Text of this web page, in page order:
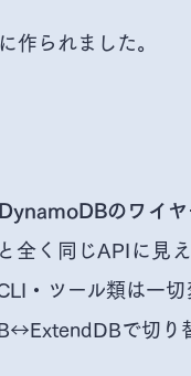
られました。
DynamoDBのワイ
全く同じAPIに見
・ツール類は一
で切り